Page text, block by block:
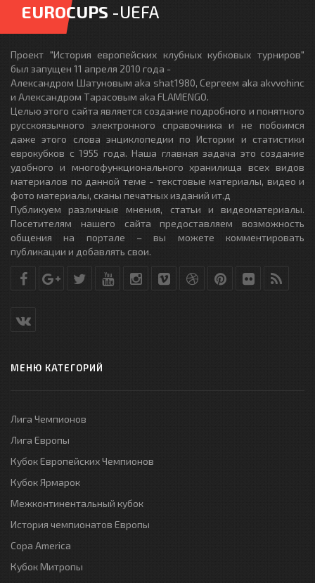
EUROCUPS -UEFA
Проект "История европейских клубных кубковых турниров"
был запущен 11 апреля 2010 года -
Александром Шатуновым aka shat1980, Сергеем aka akvvohinc
и Александром Тарасовым aka FLAMENGO.
Целью этого сайта является создание подробного и понятного
русскоязычного электронного справочника и не побоимся
даже этого слова энциклопедии по Истории и статистики
еврокубков с 1955 года. Наша главная задача это создание
удобного и многофункционального хранилища всех видов
материалов по данной теме - текстовые материалы, видео и
фото материалы, сканы печатных изданий ит.д
Публикуем различные мнения, статьи и видеоматериалы.
Посетителям нашего сайта предоставляем возможность
общения на портале – вы можете комментировать
публикации и добавлять свои.
МЕНЮ КАТЕГОРИЙ
Лига Чемпионов
Лига Европы
Кубок Европейских Чемпионов
Кубок Ярмарок
Межконтинентальный кубок
История чемпионатов Европы
Copa America
Кубок Митропы